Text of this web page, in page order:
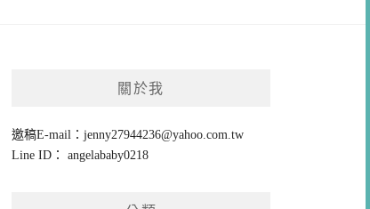
關於我
邀稿E-mail：jenny27944236@yahoo.com.tw
Line ID： angelababy0218